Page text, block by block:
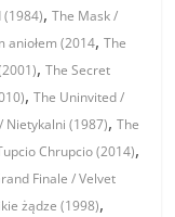
(1984),The Mask /
aniołem (2014,The
,The Secret
,The Uninvited /
Nietykalni (1987),The
Chrupcio (2014),
Finale / Velvet
żądze (1998),